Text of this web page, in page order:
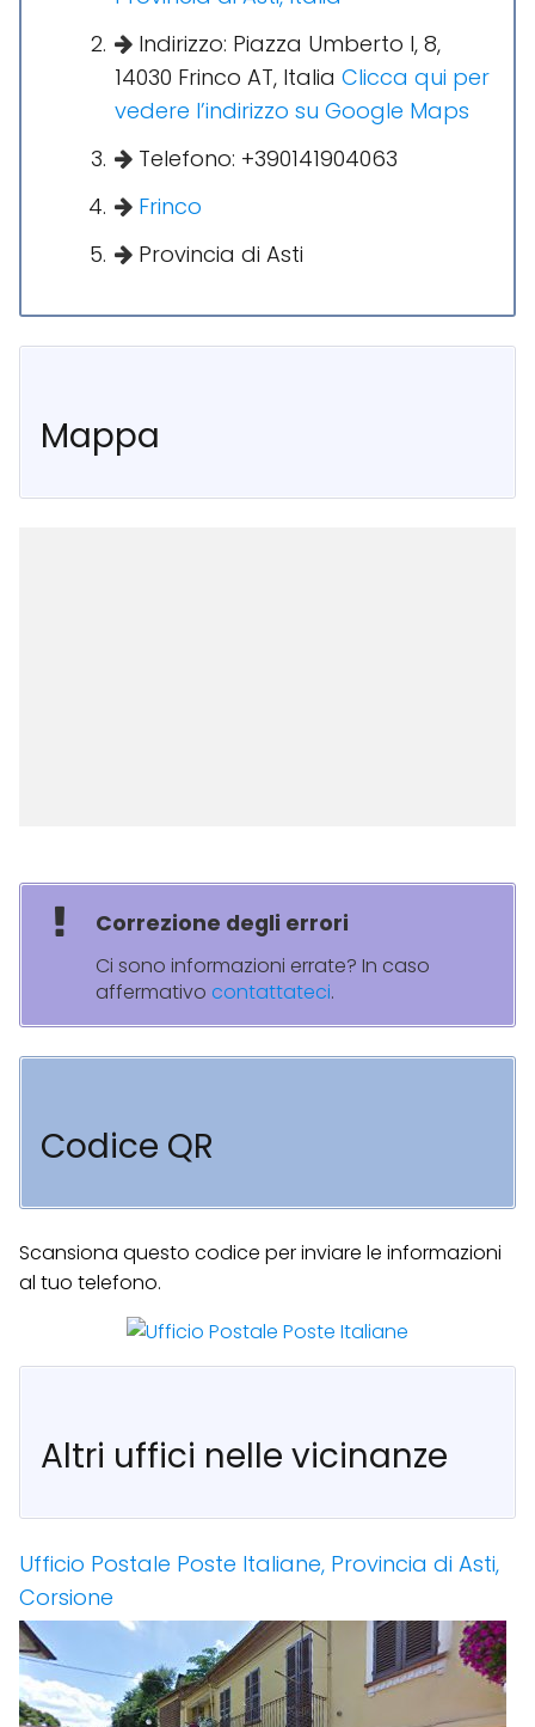
Indirizzo: Piazza Umberto I, 8,
14030 Frinco AT, Italia Clicca qui per
vedere l’indirizzo su Google Maps
Telefono: +390141904063
Frinco
Provincia di Asti
Mappa
Correzione degli errori
Ci sono informazioni errate? In caso
affermativo contattateci.
Codice QR
Scansiona questo codice per inviare le informazioni
al tuo telefono.
Altri uffici nelle vicinanze
Ufficio Postale Poste Italiane, Provincia di Asti,
Corsione